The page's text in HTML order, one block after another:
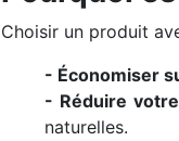
Choisir un produit
- Économiser
- Réduire
naturelles.